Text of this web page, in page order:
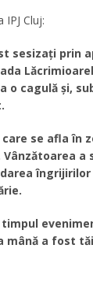
Cluj:
sesizați prin
o cagulă și,
se afla în
Vânzătoarea
a fost